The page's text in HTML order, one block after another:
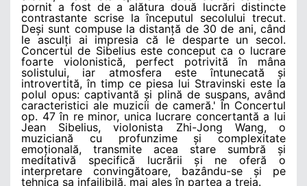
pornit a fost de a alătura două lucrări distincte
contrastante scrise la începutul secolului trecut.
Deși sunt compuse la distanță de 30 de ani, când
le asculți ai impresia că le desparte un secol.
Concertul de Sibelius este conceput ca o lucrare
foarte violonistică, perfect potrivită în mâna
solistului, iar atmosfera este întunecată și
introvertită, în timp ce piesa lui Stravinski este la
polul opus: captivantă și plină de suspans, având
caracteristici ale muzicii de cameră.' În Concertul
op. 47 în re minor, unica lucrare concertantă a lui
Jean Sibelius, violonista
Zhi-Jong Wang, o
muziciană cu profunzime și complexitate
emoțională, transmite acea stare sumbră și
meditativă specifică lucrării și ne oferă o
interpretare convingătoare, bazându-se și pe
tehnica sa infailibilă, mai ales în partea a treia.